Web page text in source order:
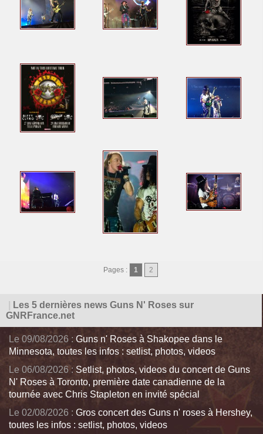
Pages : 1 2
Les 5 dernières news Guns N' Roses sur
GNRFrance.net
Le 09/08/2026 : Guns n' Roses à Shakopee dans le
Minnesota, toutes les infos : setlist, photos, videos
Le 06/08/2026 : Setlist, photos, videos du concert de Guns
N' Roses à Toronto, première date canadienne de la
tournée avec Chris Stapleton en invité spécial
Le 02/08/2026 : Gros concert des Guns n' roses à Hershey,
toutes les infos : setlist, photos, videos